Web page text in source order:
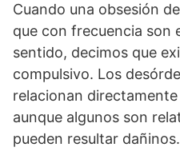
Cuando una obsesión
que con frecuencia son
sentido, decimos que
compulsivo. Los
relacionan
aunque algunos son
pueden resultar